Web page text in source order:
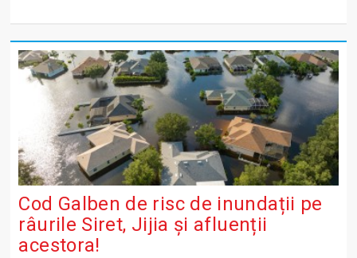
Cod Galben de risc de inundații pe
râurile Siret, Jijia și afluenții
acestora!